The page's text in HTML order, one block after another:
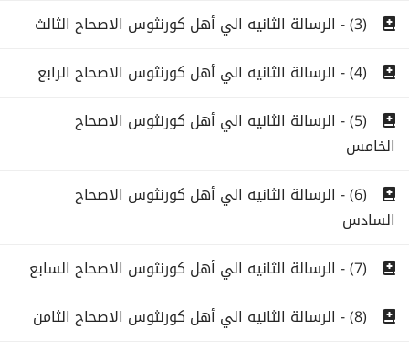
(3) - الرسالة الثانيه الي أهل كورنثوس الاصحاح الثالث
(4) - الرسالة الثانيه الي أهل كورنثوس الاصحاح الرابع
(5) - الرسالة الثانيه الي أهل كورنثوس الاصحاح
الخامس
(6) - الرسالة الثانيه الي أهل كورنثوس الاصحاح
السادس
(7) - الرسالة الثانيه الي أهل كورنثوس الاصحاح السابع
(8) - الرسالة الثانيه الي أهل كورنثوس الاصحاح الثامن